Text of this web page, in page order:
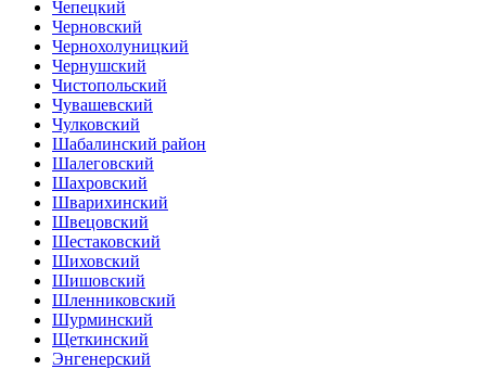
Чепецкий
Черновский
Чернохолуницкий
Чернушский
Чистопольский
Чувашевский
Чулковский
Шабалинский район
Шалеговский
Шахровский
Шварихинский
Швецовский
Шестаковский
Шиховский
Шишовский
Шленниковский
Шурминский
Щеткинский
Энгенерский